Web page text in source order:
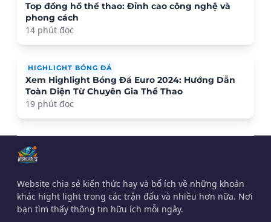
Top đồng hồ thể thao: Đỉnh cao công nghệ và
phong cách
14 phút đọc
HIGHLIGHT BÓNG ĐÁ
Xem Highlight Bóng Đá Euro 2024: Hướng Dẫn
Toàn Diện Từ Chuyên Gia Thể Thao
19 phút đọc
Website chia sẻ kiến thức hay và bổ ích về những khoản
khác hight light trong các trận đấu và nhiều hơn nữa. Nơi
bạn tìm thấy thông tin hữu ích mỗi ngày.